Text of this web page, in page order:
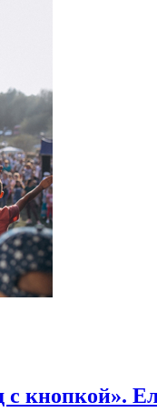
кнопкой».